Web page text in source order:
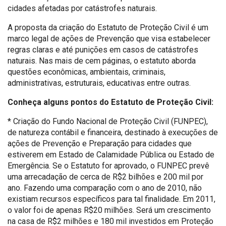
cidades afetadas por catástrofes naturais.
A proposta da criação do Estatuto de Proteção Civil é um
marco legal de ações de Prevenção que visa estabelecer
regras claras e até punições em casos de catástrofes
naturais. Nas mais de cem páginas, o estatuto aborda
questões econômicas, ambientais, criminais,
administrativas, estruturais, educativas entre outras.
Conheça alguns pontos do Estatuto de Proteção Civil:
* Criação do Fundo Nacional de Proteção Civil (FUNPEC),
de natureza contábil e financeira, destinado à execuções de
ações de Prevenção e Preparação para cidades que
estiverem em Estado de Calamidade Pública ou Estado de
Emergência. Se o Estatuto for aprovado, o FUNPEC prevê
uma arrecadação de cerca de R$2 bilhões e 200 mil por
ano. Fazendo uma comparação com o ano de 2010, não
existiam recursos específicos para tal finalidade. Em 2011,
o valor foi de apenas R$20 milhões. Será um crescimento
na casa de R$2 milhões e 180 mil investidos em Proteção